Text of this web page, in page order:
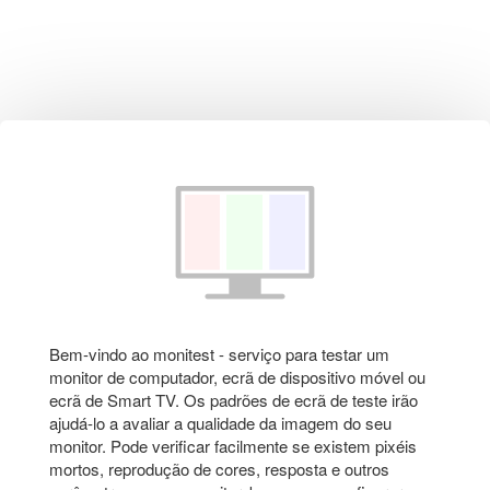
Bem-vindo ao monitest - serviço para testar um
monitor de computador, ecrã de dispositivo móvel ou
ecrã de Smart TV. Os padrões de ecrã de teste irão
ajudá-lo a avaliar a qualidade da imagem do seu
monitor. Pode verificar facilmente se existem pixéis
mortos, reprodução de cores, resposta e outros